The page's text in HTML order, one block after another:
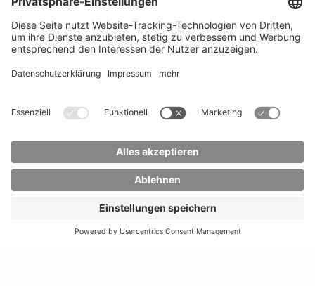
Mail:info(at)hszg.de
Mail:
stud.info(at)hszg.de
TransparenzgesetzKontakt Lageplan